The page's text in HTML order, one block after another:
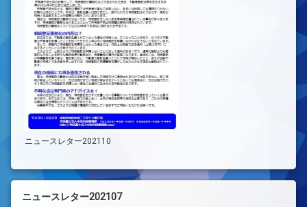
ニュースレター202110
ニュースレター202107